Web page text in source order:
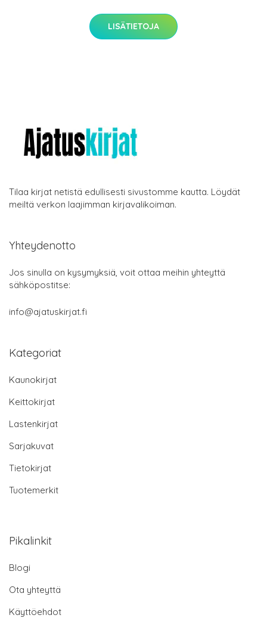
LISÄTIETOJA
Tilaa kirjat netistä edullisesti sivustomme kautta. Löydät
meiltä verkon laajimman kirjavalikoiman.
Yhteydenotto
Jos sinulla on kysymyksiä, voit ottaa meihin yhteyttä
sähköpostitse:
info@ajatuskirjat.fi
Kategoriat
Kaunokirjat
Keittokirjat
Lastenkirjat
Sarjakuvat
Tietokirjat
Tuotemerkit
Pikalinkit
Blogi
Ota yhteyttä
Käyttöehdot